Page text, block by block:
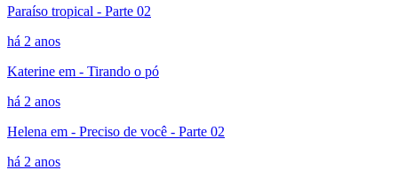
Paraíso tropical - Parte 02
há 2 anos
Katerine em - Tirando o pó
há 2 anos
Helena em - Preciso de você - Parte 02
há 2 anos